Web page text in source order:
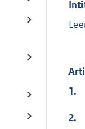
1.
2.